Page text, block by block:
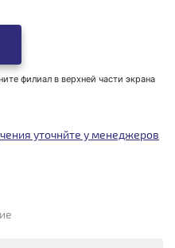
филиал в верхней части экрана
уточнйте у менеджеров